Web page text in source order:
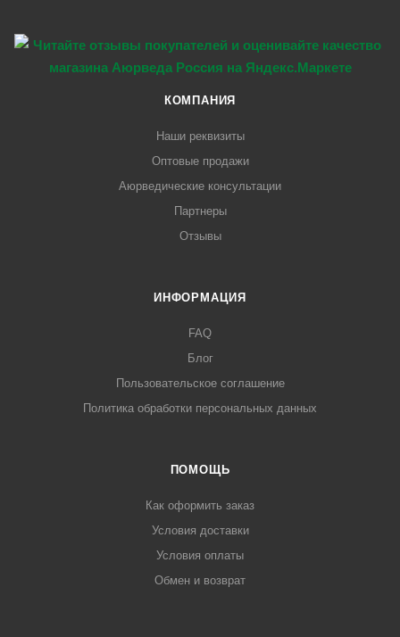
КОМПАНИЯ
Наши реквизиты
Оптовые продажи
Аюрведические консультации
Партнеры
Отзывы
ИНФОРМАЦИЯ
FAQ
Блог
Пользовательское соглашение
Политика обработки персональных данных
ПОМОЩЬ
Как оформить заказ
Условия доставки
Условия оплаты
Обмен и возврат